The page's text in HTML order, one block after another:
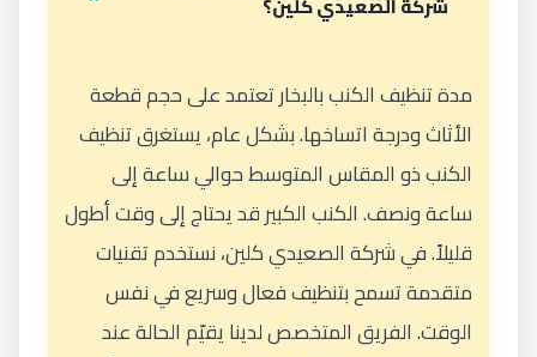
مدة تنظيف الكنب بالبخار تعتمد على حجم قطعة
الأثاث ودرجة اتساخها. بشكل عام، يستغرق تنظيف
الكنب ذو المقاس المتوسط حوالي ساعة إلى
ساعة ونصف. الكنب الكبير قد يحتاج إلى وقت أطول
قليلاً. في شركة الصعيدي كلين، نستخدم تقنيات
متقدمة تسمح بتنظيف فعال وسريع في نفس
الوقت. الفريق المتخصص لدينا يقيّم الحالة عند